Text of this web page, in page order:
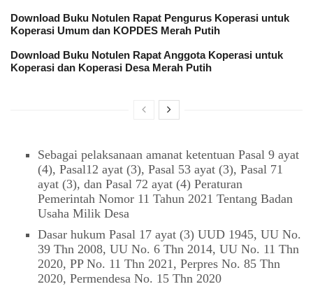
Download Buku Notulen Rapat Pengurus Koperasi untuk
Koperasi Umum dan KOPDES Merah Putih
Download Buku Notulen Rapat Anggota Koperasi untuk
Koperasi dan Koperasi Desa Merah Putih
Sebagai pelaksanaan amanat ketentuan Pasal 9 ayat
(4), Pasal12 ayat (3), Pasal 53 ayat (3), Pasal 71
ayat (3), dan Pasal 72 ayat (4) Peraturan
Pemerintah Nomor 11 Tahun 2021 Tentang Badan
Usaha Milik Desa
Dasar hukum Pasal 17 ayat (3) UUD 1945, UU No.
39 Thn 2008, UU No. 6 Thn 2014, UU No. 11 Thn
2020, PP No. 11 Thn 2021, Perpres No. 85 Thn
2020, Permendesa No. 15 Thn 2020